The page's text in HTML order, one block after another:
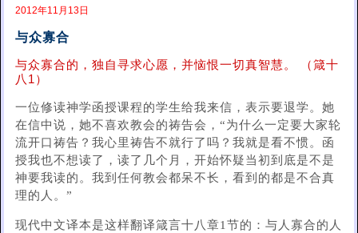
2012年11月13日
与众寡合
与众寡合的，独自寻求心愿，并恼恨一切真智慧。 （箴十
八1）
一位修读神学函授课程的学生给我来信，表示要退学。她
在信中说，她不喜欢教会的祷告会，“为什么一定要大家轮
流开口祷告？我心里祷告不就行了吗？我就是看不惯。函
授我也不想读了，读了几个月，开始怀疑当初到底是不是
神要我读的。我到任何教会都呆不长，看到的都是不合真
理的人。”
现代中文译本是这样翻译箴言十八章1节的：与人寡合的人